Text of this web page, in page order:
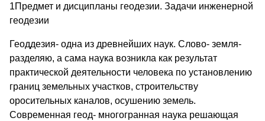
1Предмет и дисципланы геодезии. Задачи инженерной
геодезии
Геоддезия- одна из древнейших наук. Слово- земля-
разделяю, а сама наука возникла как результат
практической деятельности человека по установлению
границ земельных участков, строительству
оросительных каналов, осушению земель.
Современная геод- многогранная наука решающая